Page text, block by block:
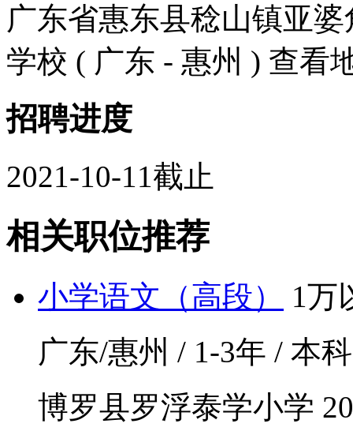
广东省惠东县稔山镇亚
学校 ( 广东 - 惠州 ) 查看
招聘进度
2021-10-11截止
相关职位推荐
小学语文（高段）
1万
广东/惠州 / 1-3年 / 本
博罗县罗浮泰学小学